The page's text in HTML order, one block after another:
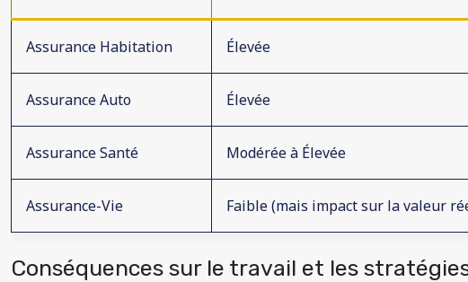
Assurance Habitation Élevée
Assurance Auto Élevée
Assurance Santé Modérée à Élevée
Assurance-Vie Faible (mais impact sur la valeur
Conséquences sur le travail et les